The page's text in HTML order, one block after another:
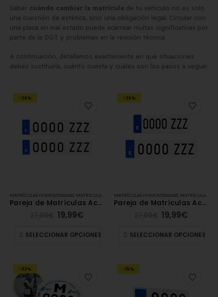
Saber cuándo cambiar la matrícula de tu vehículo no es solo
una cuestión de estética, sino una obligación legal. Circular con
una placa en mal estado puede acarrear multas significativas por
parte de la DGT y problemas en la revisión técnica.
A continuación, detallamos exactamente en qué situaciones
debes sustituirla, cuánto cuesta y cuáles son los pasos a seguir.
-26%
MATRÍCULAS HOMOLOGADAS, MATRÍCULAS ACRÍLICAS ,MATRÍCULAS DE COCHE
Pareja de Matrículas Acrílicas Estándar
19,99€
SELECCIONAR OPCIONES
-26%
MATRÍCULAS HOMOLOGADAS, MATRÍCULAS ACRÍLICAS
Pareja de Matrículas Acrílicas [1 Acrílica Estándar + 1 Alfa]
19,99€
SELECCIONAR OPCIONES
-33% -15%
mayo de 2026
Matrícula para Patinete
Eléctrico: Normativa y Dónde
Comprarla | Carengine
mayo de 2026
2 de junio de 2026
Los 7 requisitos de
matrícula en España
el BOE)